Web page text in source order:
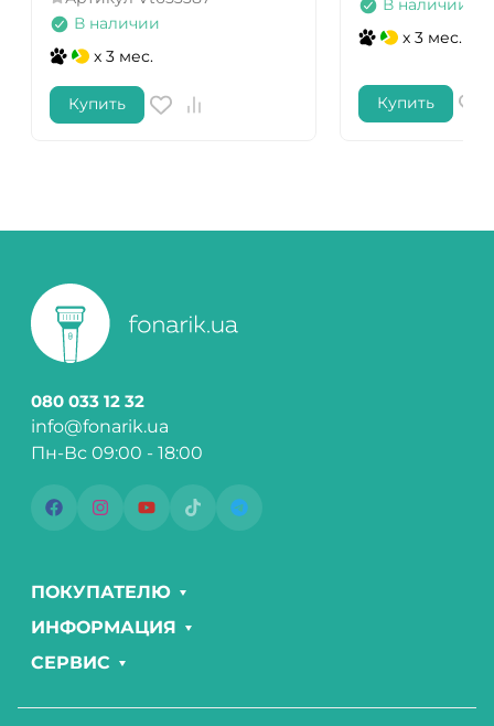
В наличии
x 3 мес.
Купить
В наличии
x 3 мес.
Купить
080 033 12 32
info@fonarik.ua
Пн-Вс 09:00 - 18:00
ПОКУПАТЕЛЮ
ИНФОРМАЦИЯ
СЕРВИС